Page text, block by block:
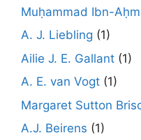
Muḥammad Ibn-
A. J. Liebling (1)
Ailie J. E. Gallant (1)
A. E. van Vogt (1)
Margaret Sutton
A.J. Beirens (1)